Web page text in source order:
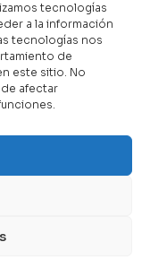
tecnologías
a la información
tecnologías nos
de
este sitio. No
afectar
derechos